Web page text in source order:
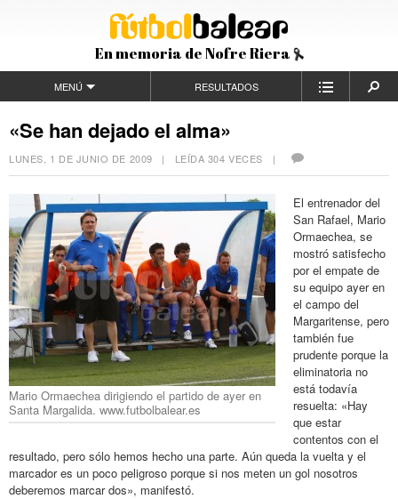
En memoria de Nofre Riera
MENÚ RESULTADOS
«Se han dejado el alma»
LUNES, 1 DE JUNIO DE 2009 | LEÍDA 304 VECES |
Mario Ormaechea dirigiendo el partido de ayer en
Santa Margalida. www.futbolbalear.es
El entrenador del
San Rafael, Mario
Ormaechea, se
mostró satisfecho
por el empate de
su equipo ayer en
el campo del
Margaritense, pero
también fue
prudente porque la
eliminatoria no
está todavía
resuelta: «Hay
que estar
contentos con el
resultado, pero sólo hemos hecho una parte. Aún queda la vuelta y el
marcador es un poco peligroso porque si nos meten un gol nosotros
deberemos marcar dos», manifestó.